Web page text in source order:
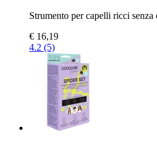
Strumento per capelli ricci senza
€ 16,19
4.2 (5)